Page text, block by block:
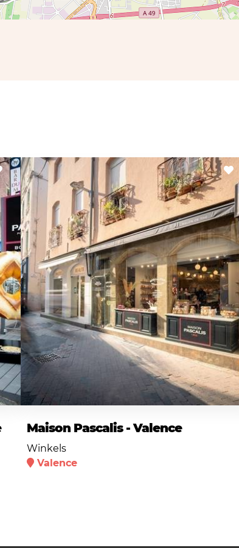
Maison Pascalis - Valence
Winkels
Valence